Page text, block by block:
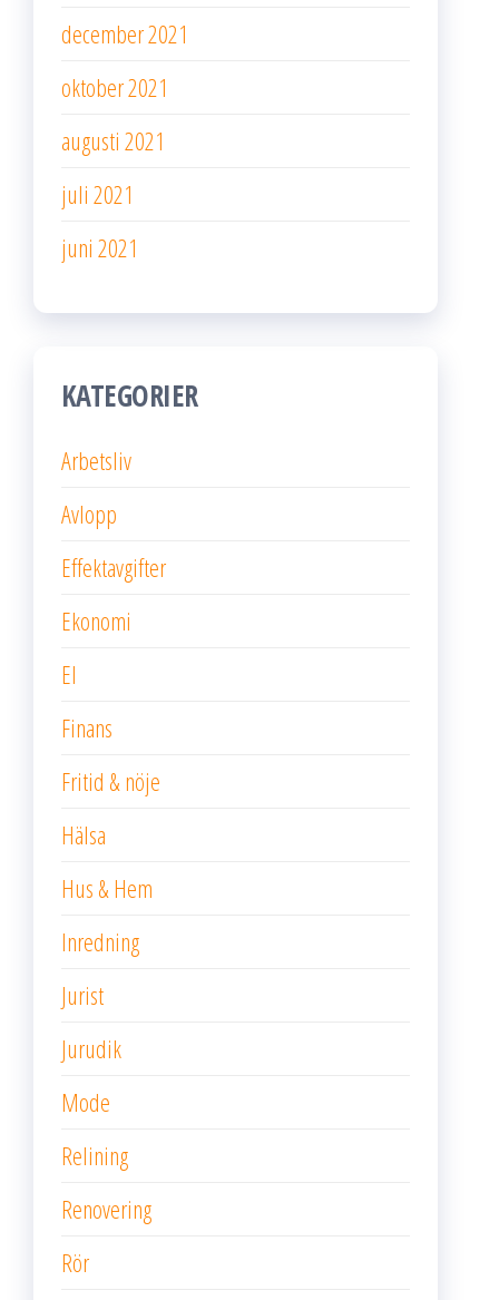
december 2021
oktober 2021
augusti 2021
juli 2021
juni 2021
KATEGORIER
Arbetsliv
Avlopp
Effektavgifter
Ekonomi
El
Finans
Fritid & nöje
Hälsa
Hus & Hem
Inredning
Jurist
Jurudik
Mode
Relining
Renovering
Rör